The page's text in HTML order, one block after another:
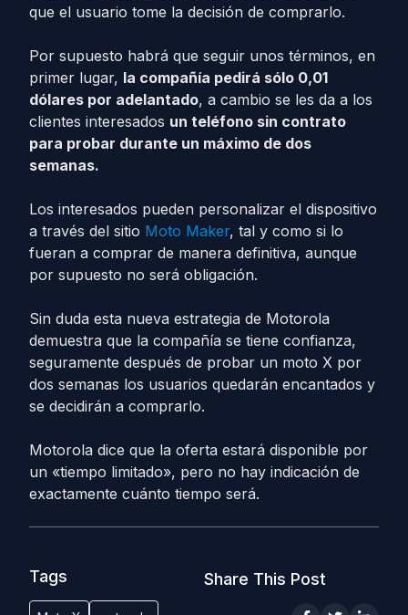
que el usuario tome la decisión de comprarlo.
Por supuesto habrá que seguir unos términos, en
primer lugar, la compañía pedirá sólo 0,01
dólares por adelantado, a cambio se les da a los
clientes interesados ​​un teléfono sin contrato
para probar durante un máximo de dos
semanas.
Los interesados pueden personalizar el dispositivo
a través del sitio Moto Maker, tal y como si lo
fueran a comprar de manera definitiva, aunque
por supuesto no será obligación.
Sin duda esta nueva estrategia de Motorola
demuestra que la compañía se tiene confianza,
seguramente después de probar un moto X por
dos semanas los usuarios quedarán encantados y
se decidirán a comprarlo.
Motorola dice que la oferta estará disponible por
un «tiempo limitado», pero no hay indicación de
exactamente cuánto tiempo será.
Tags Share This Post